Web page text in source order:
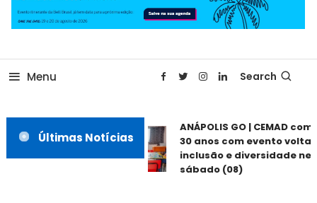
Menu Search
Últimas Notícias
ANÁPOLIS GO | CEMAD
30 anos com evento
inclusão e diversidade
sábado (08)